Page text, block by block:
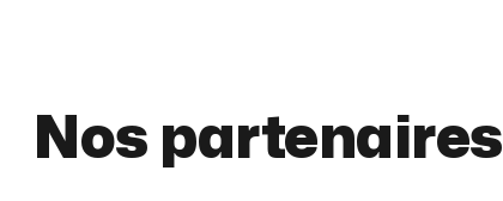
Nos partenaires